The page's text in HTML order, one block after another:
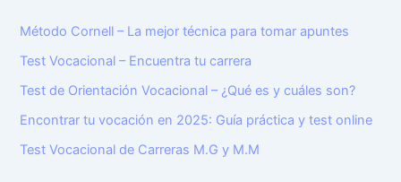
Método Cornell – La mejor técnica para tomar apuntes
Test Vocacional – Encuentra tu carrera
Test de Orientación Vocacional – ¿Qué es y cuáles son?
Encontrar tu vocación en 2025: Guía práctica y test online
Test Vocacional de Carreras M.G y M.M